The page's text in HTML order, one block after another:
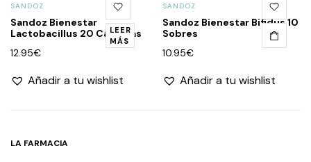
LEER
MÁS
SANDOZ
Sandoz Bienestar
Lactobacillus 20 Cápsulas
12.95€
Añadir a tu wishlist
SANDOZ
Sandoz Bienestar Bifidus 10
Sobres
10.95€
Añadir a tu wishlist
LA FARMACIA